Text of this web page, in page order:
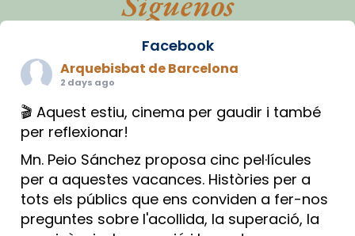
Facebook
Arquebisbat de Barcelona
2 days ago
🎬 Aquest estiu, cinema per gaudir i també
per reflexionar!
Mn. Peio Sánchez proposa cinc pel·lícules
per a aquestes vacances. Històries per a
tots els públics que ens conviden a fer-nos
preguntes sobre l'acollida, la superació, la